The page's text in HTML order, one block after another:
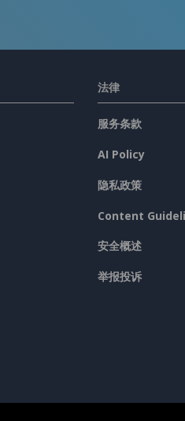
法律
服务条款
AI Policy
隐私政策
Content
安全概述
举报投诉